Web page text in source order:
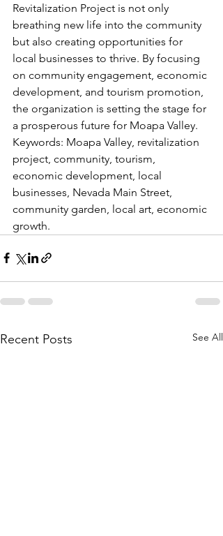
Revitalization Project is not only
breathing new life into the community
but also creating opportunities for
local businesses to thrive. By focusing
on community engagement, economic
development, and tourism promotion,
the organization is setting the stage for
a prosperous future for Moapa Valley.
Keywords: Moapa Valley, revitalization
project, community, tourism,
economic development, local
businesses, Nevada Main Street,
community garden, local art, economic
growth.
Recent Posts See All